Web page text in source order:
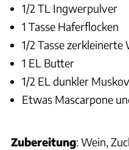
1/2 TL Ingwerpulver
1 Tasse Haferflocken
1/2 Tasse zerkleinerte
1 EL Butter
1/2 EL dunkler
Etwas Mascarpone
Zubereitung: Wein,